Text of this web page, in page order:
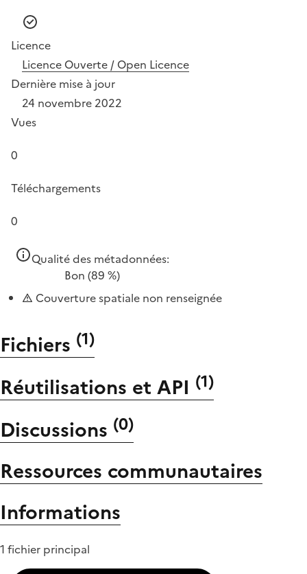
Licence
Licence Ouverte / Open Licence
Dernière mise à jour
24 novembre 2022
Vues
0
Téléchargements
0
Qualité des métadonnées:
Bon (89 %)
Couverture spatiale non renseignée
Fichiers (1)
Réutilisations et API (1)
Discussions (0)
Ressources communautaires
Informations
1 fichier principal